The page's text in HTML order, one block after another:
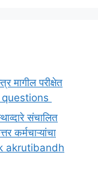
मागील परीक्षेत
संचालित
कर्मचाऱ्यांचा
akrutibandh